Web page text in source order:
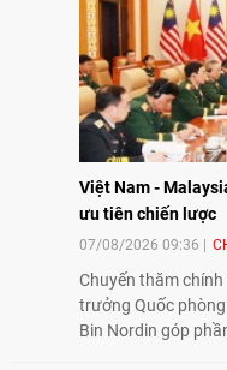
Việt Nam -
ưu tiên chiến lược
07/08/2026 09:36
Chuyến thăm
trưởng Quốc phòng
Bin Nordin góp